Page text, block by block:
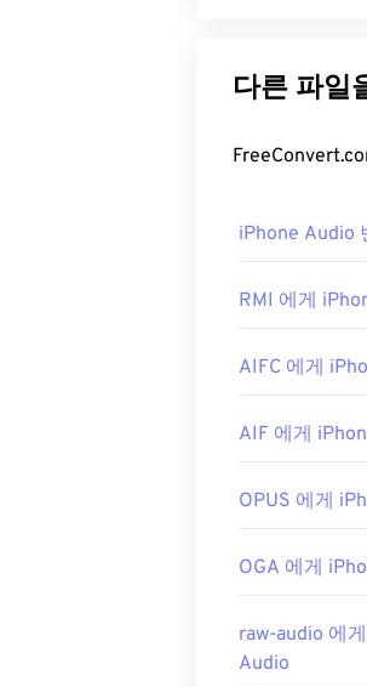
iPhone Audio
RMI 에게
AIFC 에게
AIF 에게
OPUS 에게
OGA 에게
raw-audio 에
Audio